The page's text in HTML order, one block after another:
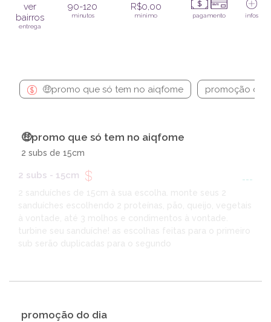
ver
bairros
entrega
90-120
minutos
R$0,00
mínimo pagamento infos
🤑promo que só tem no aiqfome promoção do
🤑promo que só tem no aiqfome
2 subs de 15cm
2 subs - 15cm
---
2 sanduíches de 15cm à sua escolha. monte seus 2
sanduíches escolhendo 2 proteínas, pão, queijo, vegetais
à vontade, até 3 molhos e condimentos à vontade.
turbine seu sanduíche! as escolhas feitas para o primeiro
sub serão duplicadas para o segundo
promoção do dia